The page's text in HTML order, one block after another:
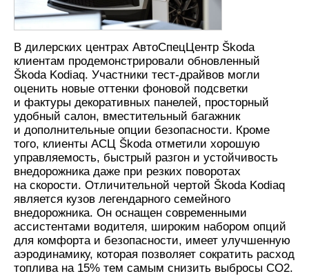
В дилерских центрах АвтоСпецЦентр Škoda
клиентам продемонстрировали обновленный
Škoda Kodiaq. Участники тест-драйвов могли
оценить новые оттенки фоновой подсветки
и фактуры декоративных панелей, просторный
удобный салон, вместительный багажник
и дополнительные опции безопасности. Кроме
того, клиенты АСЦ Škoda отметили хорошую
управляемость, быстрый разгон и устойчивость
внедорожника даже при резких поворотах
на скорости. Отличительной чертой Škoda Kodiaq
является кузов легендарного семейного
внедорожника. Он оснащен современными
ассистентами водителя, широким набором опций
для комфорта и безопасности, имеет улучшенную
аэродинамику, которая позволяет сократить расход
топлива на 15% тем самым снизить выбросы CO2.